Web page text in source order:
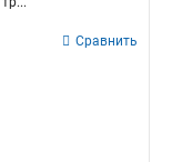
Сравнить